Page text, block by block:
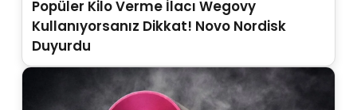
Popüler Kilo Verme İlacı Wegovy
Kullanıyorsanız Dikkat! Novo Nordisk
Duyurdu